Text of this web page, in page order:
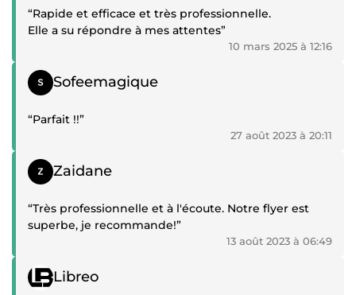
“Rapide et efficace et très professionnelle.
Elle a su répondre à mes attentes”
10 mars 2025 à 12:16
Témoignage positif
Sofeemagique
“Parfait !!”
27 août 2023 à 20:11
Témoignage positif
Zaidane
“Très professionnelle et à l'écoute. Notre flyer est
superbe, je recommande!”
13 août 2023 à 06:49
Témoignage positif
Libreo